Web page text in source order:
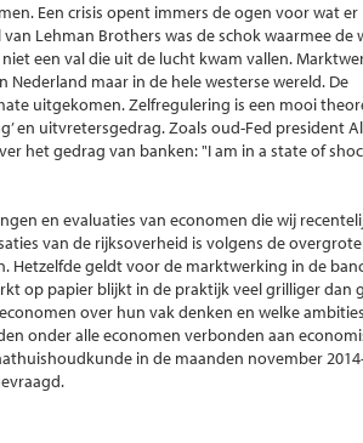
Een crisis opent immers de ogen voor wat er
Lehman Brothers was de schok waarmee de
een val die uit de lucht kwam vallen.
maar in de hele westerse wereld. De
uitgekomen. Zelfregulering is een mooi
en uitvretersgedrag. Zoals oud-Fed president
het gedrag van banken: "I am in a state of
en evaluaties van economen die wij
van de rijksoverheid is volgens de overgrote
Hetzelfde geldt voor de marktwerking in de
op papier blijkt in de praktijk veel grilliger dan
over hun vak denken en welke
onder alle economen verbonden aan
in de maanden november